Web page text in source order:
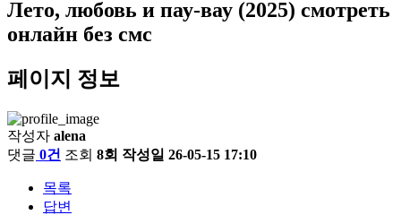
Лето, любовь и пау-вау (2025) смотреть
онлайн без смс
페이지 정보
작성자 alena
댓글 0건 조회 8회 작성일 26-05-15 17:10
목록
답변